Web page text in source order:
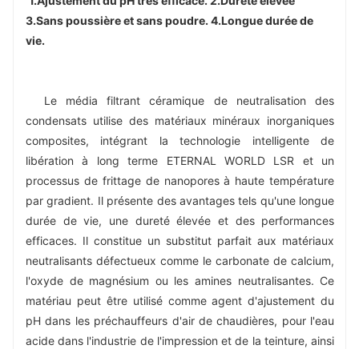
3.Sans poussière et sans poudre. 4.Longue durée de
vie.
Le média filtrant céramique de neutralisation des
condensats utilise des matériaux minéraux inorganiques
composites, intégrant la technologie intelligente de
libération à long terme ETERNAL WORLD LSR et un
processus de frittage de nanopores à haute température
par gradient. Il présente des avantages tels qu'une longue
durée de vie, une dureté élevée et des performances
efficaces. Il constitue un substitut parfait aux matériaux
neutralisants défectueux comme le carbonate de calcium,
l'oxyde de magnésium ou les amines neutralisantes. Ce
matériau peut être utilisé comme agent d'ajustement du
pH dans les préchauffeurs d'air de chaudières, pour l'eau
acide dans l'industrie de l'impression et de la teinture, ainsi